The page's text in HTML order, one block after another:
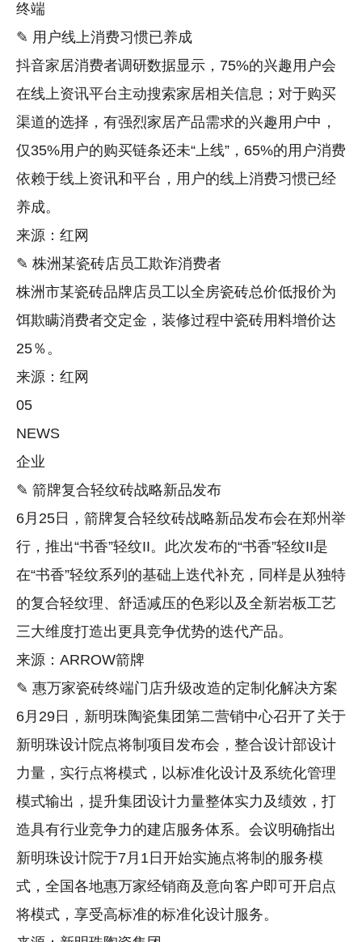
终端
✎ 用户线上消费习惯已养成
抖音家居消费者调研数据显示，75%的兴趣用户会
在线上资讯平台主动搜索家居相关信息；对于购买
渠道的选择，有强烈家居产品需求的兴趣用户中，
仅35%用户的购买链条还未“上线”，65%的用户消费
依赖于线上资讯和平台，用户的线上消费习惯已经
养成。
来源：红网
✎ 株洲某瓷砖店员工欺诈消费者
株洲市某瓷砖品牌店员工以全房瓷砖总价低报价为
饵欺瞒消费者交定金，装修过程中瓷砖用料增价达
25％。
来源：红网
05
NEWS
企业
✎ 箭牌复合轻纹砖战略新品发布
6月25日，箭牌复合轻纹砖战略新品发布会在郑州举
行，推出“书香”轻纹II。此次发布的“书香”轻纹II是
在“书香”轻纹系列的基础上迭代补充，同样是从独特
的复合轻纹理、舒适减压的色彩以及全新岩板工艺
三大维度打造出更具竞争优势的迭代产品。
来源：ARROW箭牌
✎ 惠万家瓷砖终端门店升级改造的定制化解决方案
6月29日，新明珠陶瓷集团第二营销中心召开了关于
新明珠设计院点将制项目发布会，整合设计部设计
力量，实行点将模式，以标准化设计及系统化管理
模式输出，提升集团设计力量整体实力及绩效，打
造具有行业竞争力的建店服务体系。会议明确指出
新明珠设计院于7月1日开始实施点将制的服务模
式，全国各地惠万家经销商及意向客户即可开启点
将模式，享受高标准的标准化设计服务。